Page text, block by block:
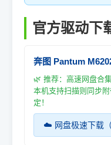
官方驱动下
奔图 Pantum
🌿 推荐：高速网盘合
本机支持扫描则同步
定！
☁️ 网盘极速下载（